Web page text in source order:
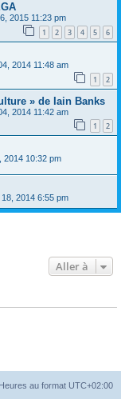
2015 11:23 pm
1 2 3 4 5 6
2014 11:48 am
1 2
» de Iain Banks
2014 11:42 am
1 2
2014 10:32 pm
2014 6:55 pm
Aller à
Heures au format UTC+02:00